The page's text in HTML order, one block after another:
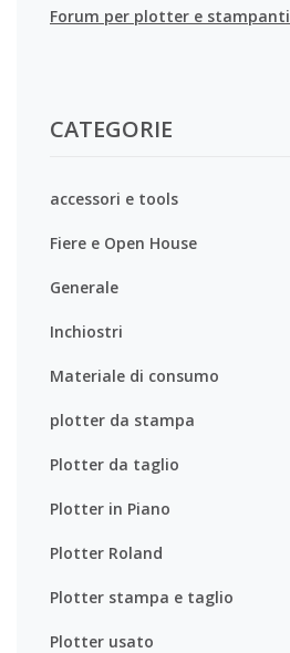
Forum per plotter e stampanti
CATEGORIE
accessori e tools
Fiere e Open House
Generale
Inchiostri
Materiale di consumo
plotter da stampa
Plotter da taglio
Plotter in Piano
Plotter Roland
Plotter stampa e taglio
Plotter usato